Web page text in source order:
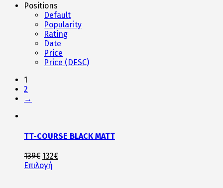
Positions
Default
Popularity
Rating
Date
Price
Price (DESC)
1
2
→
TT-COURSE BLACK MATT
139€ Original
price
132€Η
Επιλογή